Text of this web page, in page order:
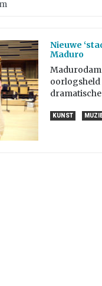
Nieuwe
Maduro
oorlogsheld
KUNST